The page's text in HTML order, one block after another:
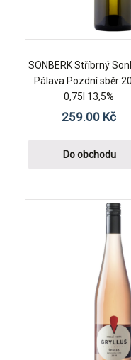
SONBERK Stříbrný
Pálava Pozdní sběr
0,75l 13,5%
259.00 Kč
Do obchodu